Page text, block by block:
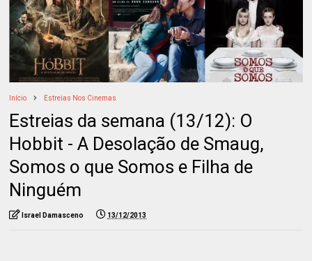
Início Estreias Nos Cinemas
Estreias da semana (13/12): O
Hobbit - A Desolação de Smaug,
Somos o que Somos e Filha de
Ninguém
Israel Damasceno 13/12/2013